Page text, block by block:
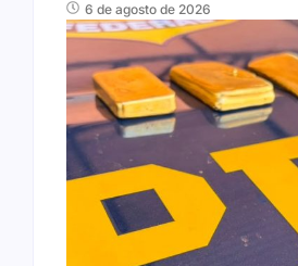
6 de agosto de 2026